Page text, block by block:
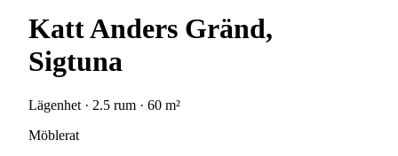
Katt Anders Gränd,
Sigtuna
Lägenhet · 2.5 rum · 60 m²
Möblerat